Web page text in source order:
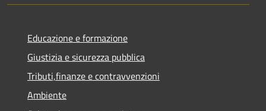
Educazione e formazione
Giustizia e sicurezza pubblica
Tributi,finanze e contravvenzioni
Ambiente